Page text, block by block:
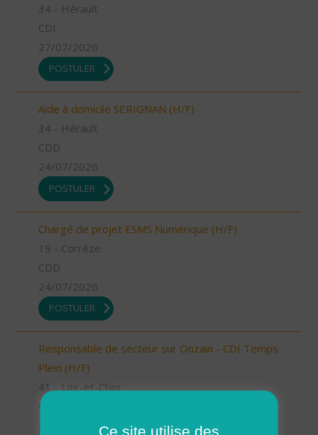
34 - Hérault
CDI
27/07/2026
POSTULER
Aide à domicile SERIGNAN (H/F)
34 - Hérault
CDD
24/07/2026
POSTULER
Chargé de projet ESMS Numérique (H/F)
19 - Corrèze
CDD
24/07/2026
POSTULER
Responsable de secteur sur Onzain - CDI Temps
Plein (H/F)
41 - Loir-et-Cher
CDI
Ce site utilise des